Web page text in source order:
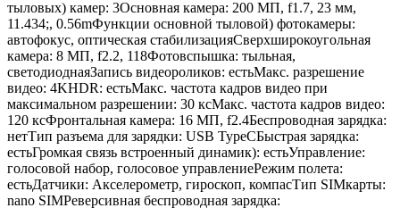
тыловых) камер: 3Основная камера: 200 МП, f1.7, 23 мм,
11.434;, 0.56mФункции основной тыловой) фотокамеры:
автофокус, оптическая стабилизацияСверхширокоугольная
камера: 8 МП, f2.2, 118Фотовспышка: тыльная,
светодиоднаяЗапись видеороликов: естьМакс. разрешение
видео: 4KHDR: естьМакс. частота кадров видео при
максимальном разрешении: 30 ксМакс. частота кадров видео:
120 ксФронтальная камера: 16 МП, f2.4Беспроводная зарядка:
нетТип разъема для зарядки: USB TypeCБыстрая зарядка:
естьГромкая связь встроенный динамик): естьУправление:
голосовой набор, голосовое управлениеРежим полета:
естьДатчики: Акселерометр, гироскоп, компасТип SIMкарты:
nano SIMРеверсивная беспроводная зарядка: